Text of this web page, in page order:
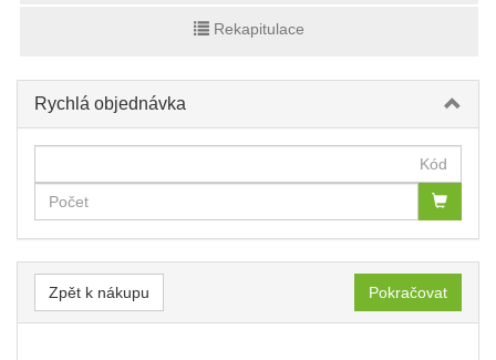
Rekapitulace
Rychlá objednávka
Zpět k nákupu Pokračovat